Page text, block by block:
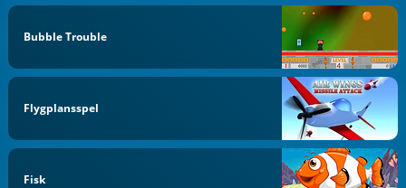
Bubble Trouble
Flygplansspel
Fisk